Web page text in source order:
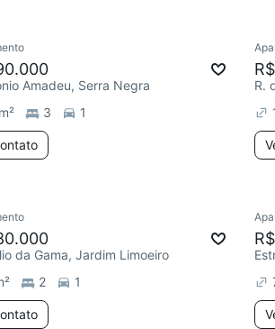
Amadeu, Serra Negra
m² 3 1
R.
da Gama, Jardim Limoeiro
2 1